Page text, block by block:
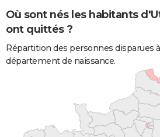
Où sont nés les habitants
ont quittés ?
Répartition des personnes disparues
département de naissance.